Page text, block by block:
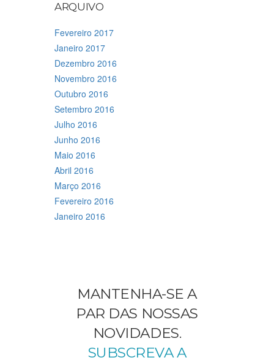
ARQUIVO
Fevereiro 2017
Janeiro 2017
Dezembro 2016
Novembro 2016
Outubro 2016
Setembro 2016
Julho 2016
Junho 2016
Maio 2016
Abril 2016
Março 2016
Fevereiro 2016
Janeiro 2016
MANTENHA-SE A
PAR DAS NOSSAS
NOVIDADES.
SUBSCREVA A